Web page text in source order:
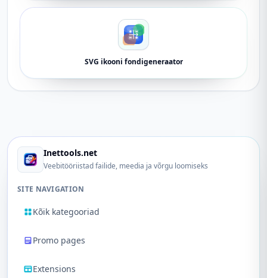
SVG ikooni fondigeneraator
Inettools.net
Veebitööriistad failide, meedia ja võrgu loomiseks
SITE NAVIGATION
Kõik kategooriad
Promo pages
Extensions